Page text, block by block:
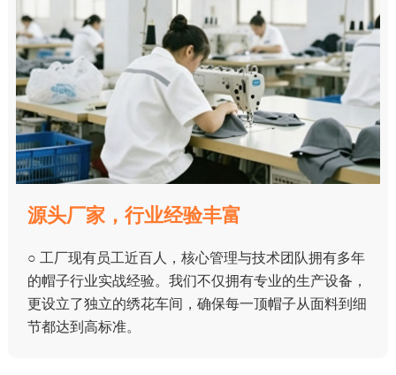
源头厂家，行业经验丰富
○ 工厂现有员工近百人，核心管理与技术团队拥有多年
的帽子行业实战经验。我们不仅拥有专业的生产设备，
更设立了独立的绣花车间，确保每一顶帽子从面料到细
节都达到高标准。